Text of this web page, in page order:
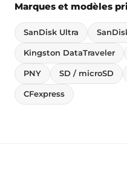
Marques et modèles
SanDisk Ultra
Kingston DataTraveler
PNY SD / microSD
CFexpress